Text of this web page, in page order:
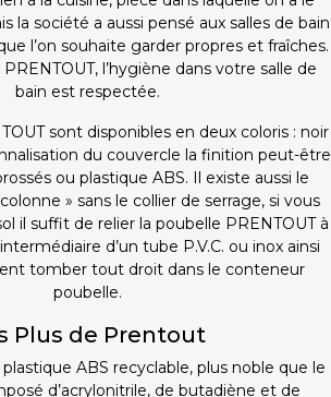
la société a aussi pensé aux salles de bain
l’on souhaite garder propres et fraîches.
l’hygiène dans votre salle de
bain est respectée.
sont disponibles en deux coloris : noir
du couvercle la finition peut-être
ou plastique ABS. Il existe aussi le
» sans le collier de serrage, si vous
il suffit de relier la poubelle PRENTOUT à
d’un tube P.V.C. ou inox ainsi
tomber tout droit dans le conteneur
poubelle.
Plus de Prentout
ABS recyclable, plus noble que le
d’acrylonitrile, de butadiène et de